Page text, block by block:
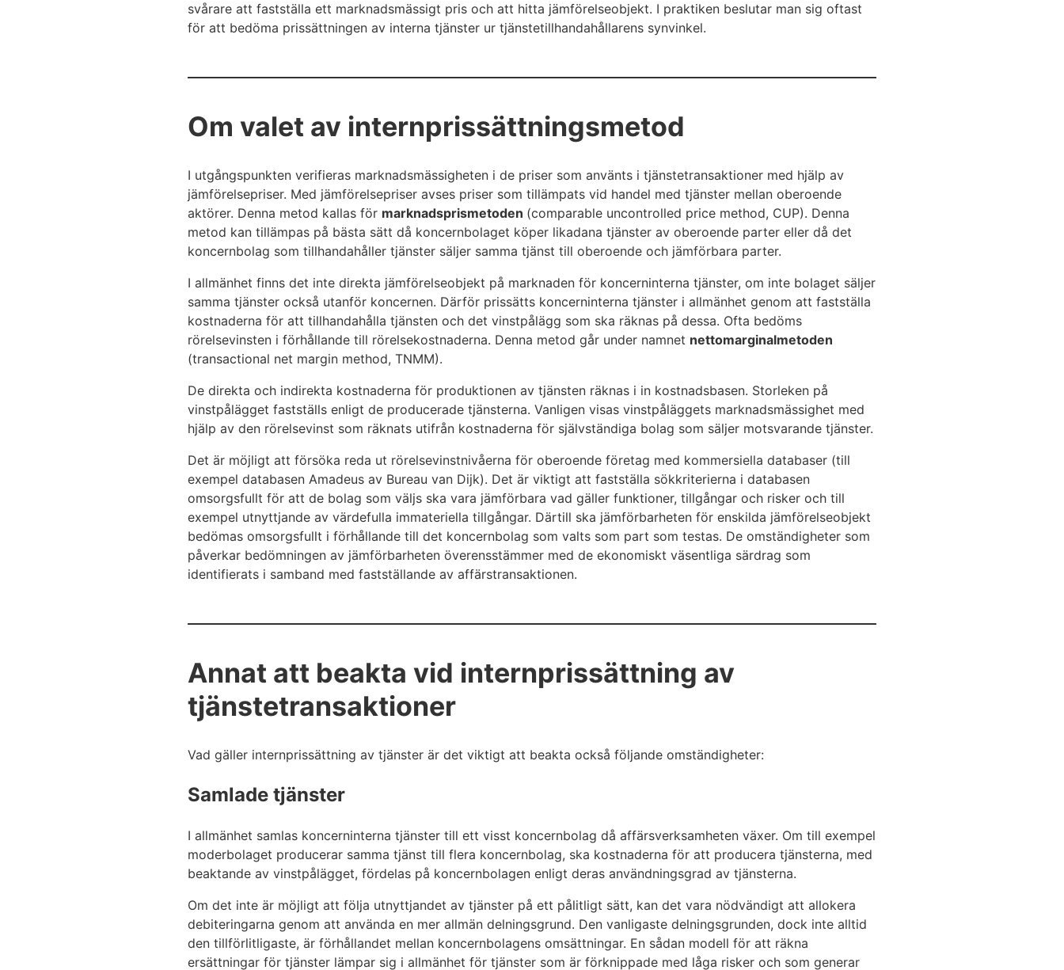
svårare att fastställa ett marknadsmässigt pris och att hitta jämförelseobjekt. I praktiken beslutar man sig oftast
för att bedöma prissättningen av interna tjänster ur tjänstetillhandahållarens synvinkel.
Om valet av internprissättningsmetod
I utgångspunkten verifieras marknadsmässigheten i de priser som använts i tjänstetransaktioner med hjälp av
jämförelsepriser. Med jämförelsepriser avses priser som tillämpats vid handel med tjänster mellan oberoende
aktörer. Denna metod kallas för marknadsprismetoden (comparable uncontrolled price method, CUP). Denna
metod kan tillämpas på bästa sätt då koncernbolaget köper likadana tjänster av oberoende parter eller då det
koncernbolag som tillhandahåller tjänster säljer samma tjänst till oberoende och jämförbara parter.
I allmänhet finns det inte direkta jämförelseobjekt på marknaden för koncerninterna tjänster, om inte bolaget säljer
samma tjänster också utanför koncernen. Därför prissätts koncerninterna tjänster i allmänhet genom att fastställa
kostnaderna för att tillhandahålla tjänsten och det vinstpålägg som ska räknas på dessa. Ofta bedöms
rörelsevinsten i förhållande till rörelsekostnaderna. Denna metod går under namnet nettomarginalmetoden
(transactional net margin method, TNMM).
De direkta och indirekta kostnaderna för produktionen av tjänsten räknas i in kostnadsbasen. Storleken på
vinstpålägget fastställs enligt de producerade tjänsterna. Vanligen visas vinstpåläggets marknadsmässighet med
hjälp av den rörelsevinst som räknats utifrån kostnaderna för självständiga bolag som säljer motsvarande tjänster.
Det är möjligt att försöka reda ut rörelsevinstnivåerna för oberoende företag med kommersiella databaser (till
exempel databasen Amadeus av Bureau van Dijk). Det är viktigt att fastställa sökkriterierna i databasen
omsorgsfullt för att de bolag som väljs ska vara jämförbara vad gäller funktioner, tillgångar och risker och till
exempel utnyttjande av värdefulla immateriella tillgångar. Därtill ska jämförbarheten för enskilda jämförelseobjekt
bedömas omsorgsfullt i förhållande till det koncernbolag som valts som part som testas. De omständigheter som
påverkar bedömningen av jämförbarheten överensstämmer med de ekonomiskt väsentliga särdrag som
identifierats i samband med fastställande av affärstransaktionen.
Annat att beakta vid internprissättning av
tjänstetransaktioner
Vad gäller internprissättning av tjänster är det viktigt att beakta också följande omständigheter:
Samlade tjänster
I allmänhet samlas koncerninterna tjänster till ett visst koncernbolag då affärsverksamheten växer. Om till exempel
moderbolaget producerar samma tjänst till flera koncernbolag, ska kostnaderna för att producera tjänsterna, med
beaktande av vinstpålägget, fördelas på koncernbolagen enligt deras användningsgrad av tjänsterna.
Om det inte är möjligt att följa utnyttjandet av tjänster på ett pålitligt sätt, kan det vara nödvändigt att allokera
debiteringarna genom att använda en mer allmän delningsgrund. Den vanligaste delningsgrunden, dock inte alltid
den tillförlitligaste, är förhållandet mellan koncernbolagens omsättningar. En sådan modell för att räkna
ersättningar för tjänster lämpar sig i allmänhet för tjänster som är förknippade med låga risker och som generar